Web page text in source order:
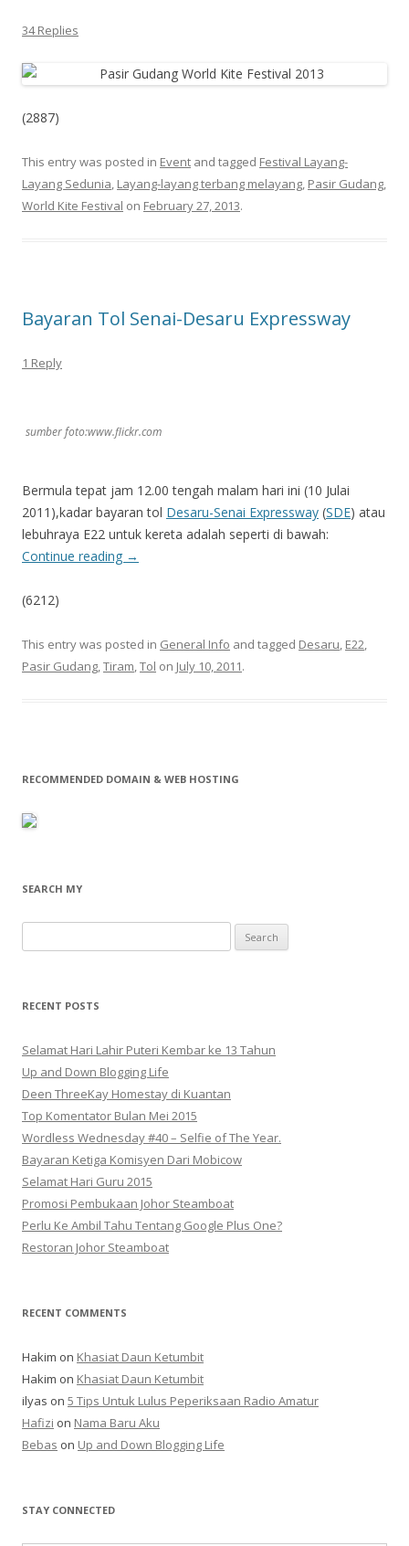
34 Replies
(2887)
This entry was posted in Event and tagged Festival Layang-
Layang Sedunia, Layang-layang terbang melayang, Pasir Gudang,
World Kite Festival on February 27, 2013.
Bayaran Tol Senai-Desaru Expressway
1 Reply
sumber foto:www.flickr.com
Bermula tepat jam 12.00 tengah malam hari ini (10 Julai
2011),kadar bayaran tol Desaru-Senai Expressway (SDE) atau
lebuhraya E22 untuk kereta adalah seperti di bawah:
Continue reading →
(6212)
This entry was posted in General Info and tagged Desaru, E22,
Pasir Gudang,Tiram,Tol on July 10, 2011.
RECOMMENDED DOMAIN & WEB HOSTING
SEARCH MY
for:
RECENT POSTS
Selamat Hari Lahir Puteri Kembar ke 13 Tahun
Up and Down Blogging Life
Deen ThreeKay Homestay di Kuantan
Top Komentator Bulan Mei 2015
Wordless Wednesday #40 – Selfie of The Year.
Bayaran Ketiga Komisyen Dari Mobicow
Selamat Hari Guru 2015
Promosi Pembukaan Johor ‎Steamboat
Perlu Ke Ambil Tahu Tentang Google Plus One?
Restoran Johor Steamboat
RECENT COMMENTS
Hakim on Khasiat Daun Ketumbit
Hakim on Khasiat Daun Ketumbit
ilyas on 5 Tips Untuk Lulus Peperiksaan Radio Amatur
Hafizi on Nama Baru Aku
Bebas on Up and Down Blogging Life
STAY CONNECTED